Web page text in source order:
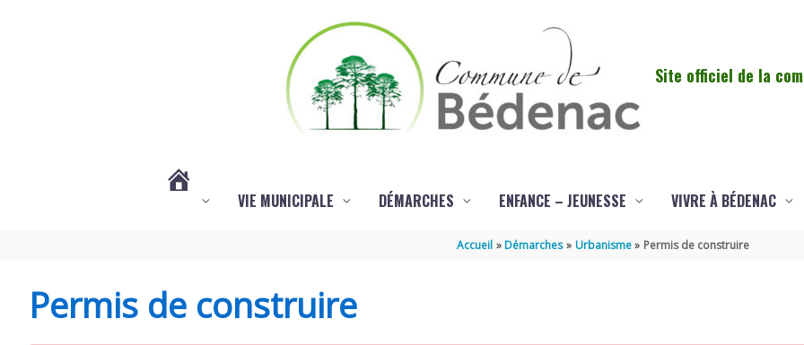
Site officiel de la
(PAS
VIE MUNICIPALE DÉMARCHES ENFANCE – JEUNESSE VIVRE À BÉDENAC
Accueil Démarches Urbanisme Permis de construire
Permis de construire